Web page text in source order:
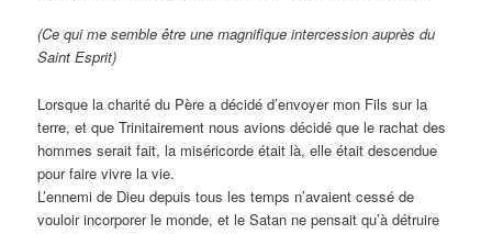
(Ce qui me semble être une magnifique intercession auprès du
Saint Esprit)
Lorsque la charité du Père a décidé d’envoyer mon Fils sur la
terre, et que Trinitairement nous avions décidé que le rachat des
hommes serait fait, la miséricorde était là, elle était descendue
pour faire vivre la vie.
L’ennemi de Dieu depuis tous les temps n’avaient cessé de
vouloir incorporer le monde, et le Satan ne pensait qu’à détruire